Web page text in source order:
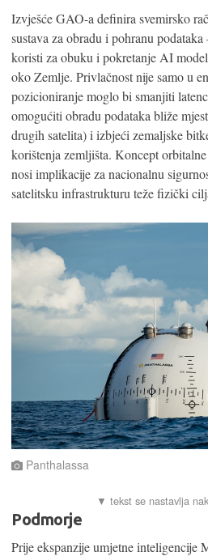
Izvješće GAO-a definira svemirsko
sustava za obradu i pohranu
koristi za obuku i pokretanje AI
oko Zemlje. Privlačnost nije samo u
pozicioniranje moglo bi smanjiti
omogućiti obradu podataka bliže
drugih satelita) i izbjeći zemaljske
korištenja zemljišta. Koncept
nosi implikacije za nacionalnu
satelitsku infrastrukturu teže fizički
Panthalassa
Podmorje
Prije ekspanzije umjetne inteligencije